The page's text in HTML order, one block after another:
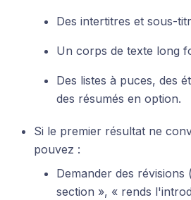
Des intertitres et sous-
Un corps de texte long
Des listes à puces, des
des résumés en option.
Si le premier résultat ne
pouvez :
Demander des
section », « rends